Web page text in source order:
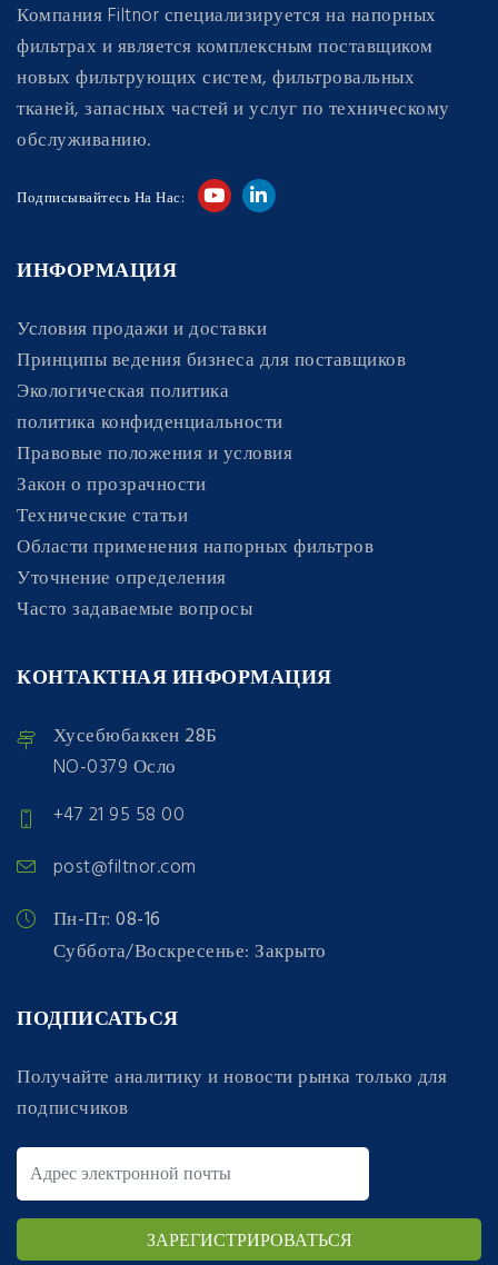
Компания Filtnor специализируется на напорных
фильтрах и является комплексным поставщиком
новых фильтрующих систем, фильтровальных
тканей, запасных частей и услуг по техническому
обслуживанию.
Подписывайтесь На Нас:
ИНФОРМАЦИЯ
Условия продажи и доставки
Принципы ведения бизнеса для поставщиков
Экологическая политика
политика конфиденциальности
Правовые положения и условия
Закон о прозрачности
Технические статьи
Области применения напорных фильтров
Уточнение определения
Часто задаваемые вопросы
КОНТАКТНАЯ ИНФОРМАЦИЯ
Хусебюбаккен 28Б
NO-0379 Осло
+47 21 95 58 00
post@filtnor.com
Пн-Пт: 08-16
Суббота/Воскресенье: Закрыто
ПОДПИСАТЬСЯ
Получайте аналитику и новости рынка только для
подписчиков